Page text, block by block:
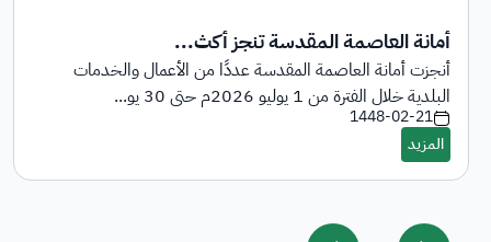
أمانة العاصمة المقدسة تنجز أكث...
أنجزت أمانة العاصمة المقدسة عددًا من الأعمال والخدمات
البلدية خلال الفترة من 1 يوليو 2026م حتى 30 يو...
1448-02-21